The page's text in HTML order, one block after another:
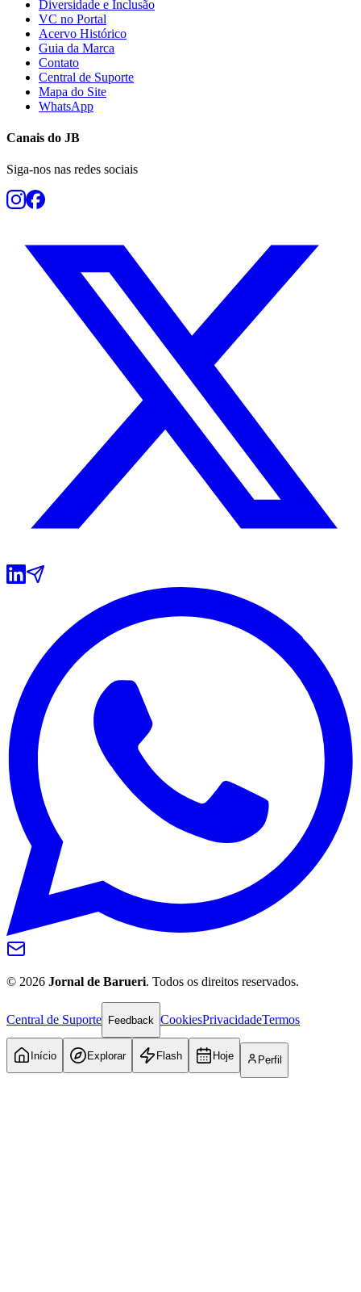
Botafogo
Internacional
Diversidade e Inclusão
VC no Portal
Acervo Histórico
Guia da Marca
Contato
Central de Suporte
Mapa do Site
WhatsApp
Canais do JB
Siga-nos nas redes sociais
© 2026 Jornal de Barueri. Todos os direitos reservados.
Central de Suporte Feedback CookiesPrivacidadeTermos
Início Explorar Flash Hoje Perfil